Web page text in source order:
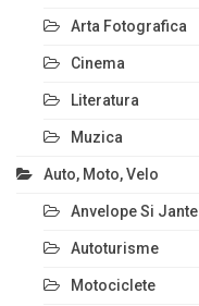
Arta Fotografica
Cinema
Literatura
Muzica
Auto, Moto, Velo
Anvelope Si Jante
Autoturisme
Motociclete